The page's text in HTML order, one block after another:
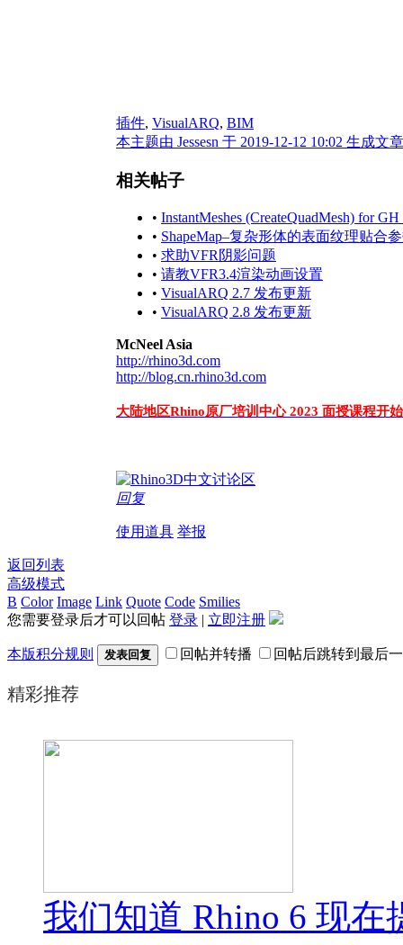
插件, VisualARQ, BIM
本主题由 Jessesn 于 2019-12-12 10:02 生成文章
相关帖子
• InstantMeshes (CreateQuadMesh) for
• ShapeMap–复杂形体的表面纹理贴合
• 求助VFR阴影问题
• 请教VFR3.4渲染动画设置
• VisualARQ 2.7 发布更新
• VisualARQ 2.8 发布更新
McNeel Asia
http://rhino3d.com
http://blog.cn.rhino3d.com
大陆地区Rhino原厂培训中心 2023 面授课程开
回复
使用道具 举报
返回列表
高级模式
B Color Image Link Quote Code Smilies
您需要登录后才可以回帖 登录 | 立即注册
本版积分规则 发表回复 回帖并转播 回帖后跳转到最后
精彩推荐
我们知道 Rhino 6 现